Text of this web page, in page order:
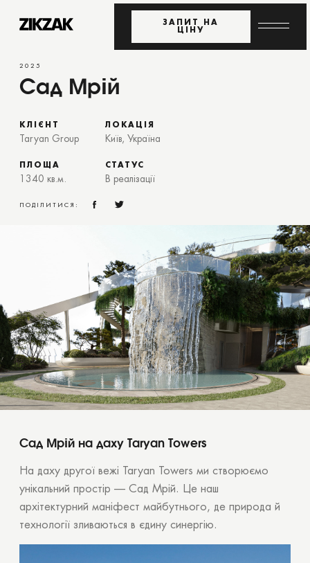
2025
Сад Мрій
КЛІЄНТ
Taryan Group
ПЛОЩА
1340 кв.м.
ЛОКАЦІЯ
Київ, Україна
СТАТУС
В реалізації
ПОДІЛИТИСЯ:
Сад Мрій на даху Taryan Towers
На даху другої вежі Taryan Towers ми створюємо
унікальний простір — Сад Мрій. Це наш
архітектурний маніфест майбутнього, де природа й
технології зливаються в єдину синергію.
ЗАПИТ НА
ЦІНУ